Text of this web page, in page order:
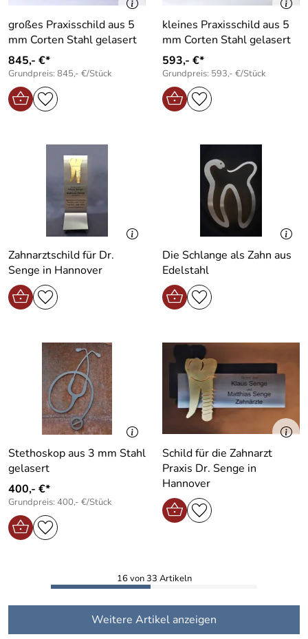
großes Praxisschild aus 5
mm Corten Stahl gelasert
845,- €*
Grundpreis: 845,- €/Stück
kleines Praxisschild aus 5
mm Corten Stahl gelasert
593,- €*
Grundpreis: 593,- €/Stück
Zahnarztschild für Dr.
Senge in Hannover
Die Schlange als Zahn aus
Edelstahl
Stethoskop aus 3 mm Stahl
gelasert
400,- €*
Grundpreis: 400,- €/Stück
Schild für die Zahnarzt
Praxis Dr. Senge in
Hannover
16 von 33 Artikeln
Weitere Artikel anzeigen